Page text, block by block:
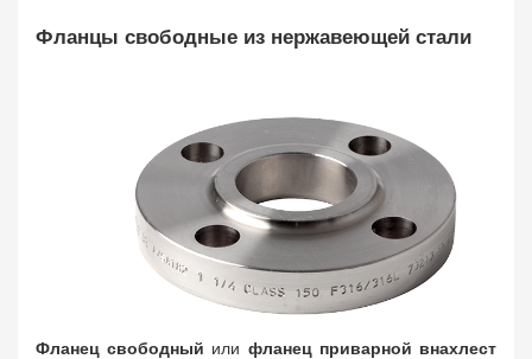
Фланцы свободные из нержавеющей стали
Фланец свободный или фланец приварной внахлест